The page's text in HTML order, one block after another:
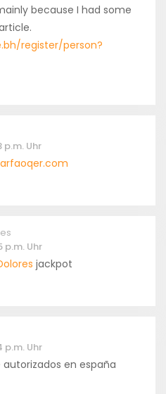
because I had some
register/person?
p.m. Uhr
p.m. Uhr
jackpot
p.m. Uhr
autorizados en españa